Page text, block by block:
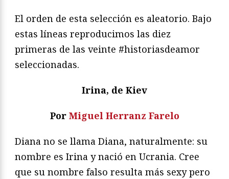
El orden de esta selección es aleatorio. Bajo
estas líneas reproducimos las diez
primeras de las veinte #historiasdeamor
seleccionadas.
Irina, de Kiev
Por Miguel Herranz Farelo
Diana no se llama Diana, naturalmente: su
nombre es Irina y nació en Ucrania. Cree
que su nombre falso resulta más sexy pero